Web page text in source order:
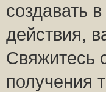
создавать
действия,
Свяжитесь
получения